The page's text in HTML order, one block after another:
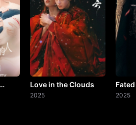
Love in the Clouds
2025 2025